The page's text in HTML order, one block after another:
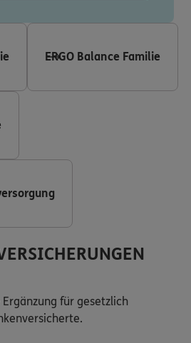
ERGO Balance Familie
für gesetzlich